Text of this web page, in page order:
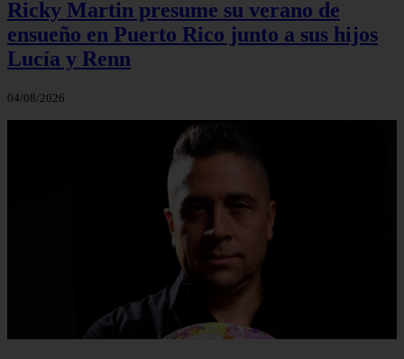
Ricky Martin presume su verano de
ensueño en Puerto Rico junto a sus hijos
Lucía y Renn
04/08/2026